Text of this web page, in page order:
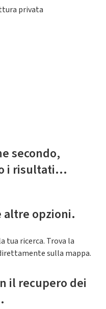
privata
secondo,
i risultati...
altre opzioni.
tua ricerca. Trova la
sulla mappa.
il recupero dei